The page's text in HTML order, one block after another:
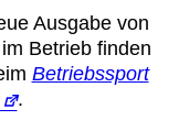
Ausgabe von
Betrieb finden
Betriebssport
.